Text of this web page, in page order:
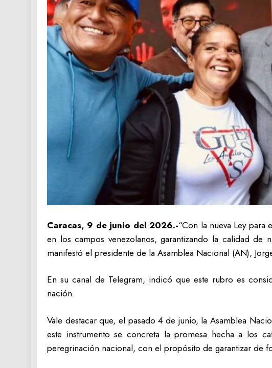
Caracas, 9 de junio del 2026.-“Con la nueva Ley
en los campos venezolanos, garantizando la calidad de
manifestó el presidente de la Asamblea Nacional (AN),
En su canal de Telegram, indicó que este rubro es
nación.
Vale destacar que, el pasado 4 de junio, la Asamblea
este instrumento se concreta la promesa hecha a los
peregrinación nacional, con el propósito de garantizar de